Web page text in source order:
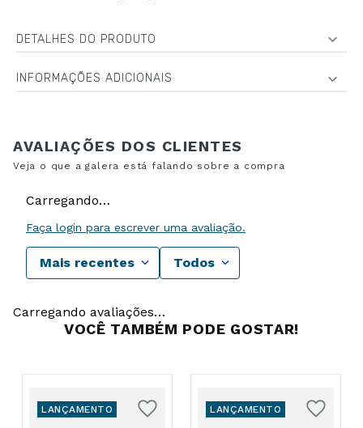
DETALHES DO PRODUTO
INFORMAÇÕES ADICIONAIS
Carregando…
Faça login para escrever uma avaliação.
Mais recentes Todos
Carregando avaliações…
VOCÊ TAMBÉM PODE GOSTAR!
LANÇAMENTO LANÇAMENTO